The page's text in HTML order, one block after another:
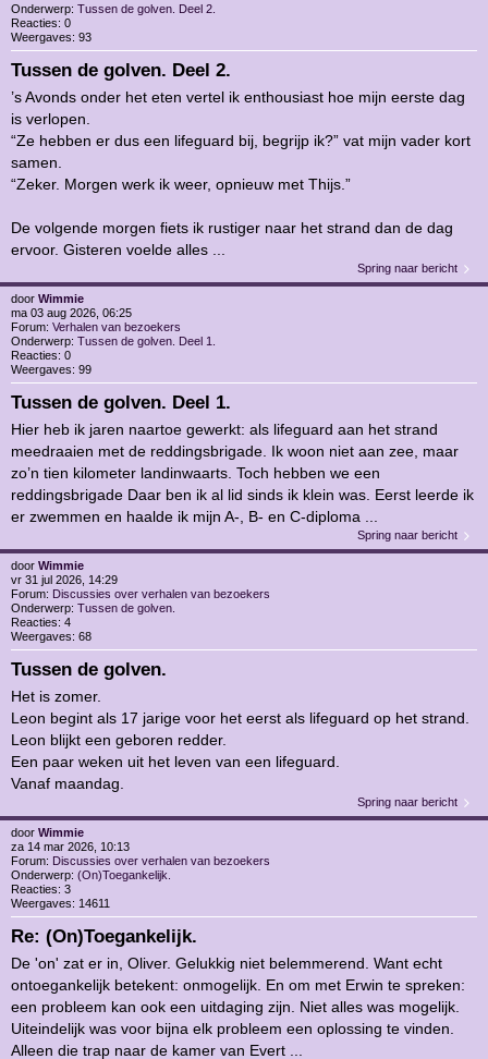
Onderwerp: Tussen de golven. Deel 2.
Reacties: 0
Weergaves: 93
Tussen de golven. Deel 2.
’s Avonds onder het eten vertel ik enthousiast hoe mijn eerste dag
is verlopen.
“Ze hebben er dus een lifeguard bij, begrijp ik?” vat mijn vader kort
samen.
“Zeker. Morgen werk ik weer, opnieuw met Thijs.”
De volgende morgen fiets ik rustiger naar het strand dan de dag
ervoor. Gisteren voelde alles ...
Spring naar bericht
door Wimmie
ma 03 aug 2026, 06:25
Forum: Verhalen van bezoekers
Onderwerp: Tussen de golven. Deel 1.
Reacties: 0
Weergaves: 99
Tussen de golven. Deel 1.
Hier heb ik jaren naartoe gewerkt: als lifeguard aan het strand
meedraaien met de reddingsbrigade. Ik woon niet aan zee, maar
zo’n tien kilometer landinwaarts. Toch hebben we een
reddingsbrigade Daar ben ik al lid sinds ik klein was. Eerst leerde ik
er zwemmen en haalde ik mijn A-, B- en C-diploma ...
Spring naar bericht
door Wimmie
vr 31 jul 2026, 14:29
Forum: Discussies over verhalen van bezoekers
Onderwerp: Tussen de golven.
Reacties: 4
Weergaves: 68
Tussen de golven.
Het is zomer.
Leon begint als 17 jarige voor het eerst als lifeguard op het strand.
Leon blijkt een geboren redder.
Een paar weken uit het leven van een lifeguard.
Vanaf maandag.
Spring naar bericht
door Wimmie
za 14 mar 2026, 10:13
Forum: Discussies over verhalen van bezoekers
Onderwerp: (On)Toegankelijk.
Reacties: 3
Weergaves: 14611
Re: (On)Toegankelijk.
De 'on' zat er in, Oliver. Gelukkig niet belemmerend. Want echt
ontoegankelijk betekent: onmogelijk. En om met Erwin te spreken:
een probleem kan ook een uitdaging zijn. Niet alles was mogelijk.
Uiteindelijk was voor bijna elk probleem een oplossing te vinden.
Alleen die trap naar de kamer van Evert ...